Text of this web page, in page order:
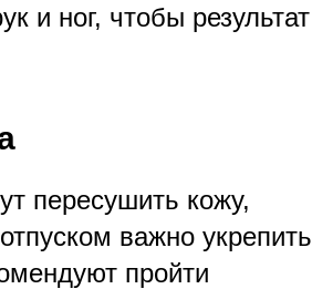
и ног, чтобы результат
пересушить кожу,
важно укрепить
пройти